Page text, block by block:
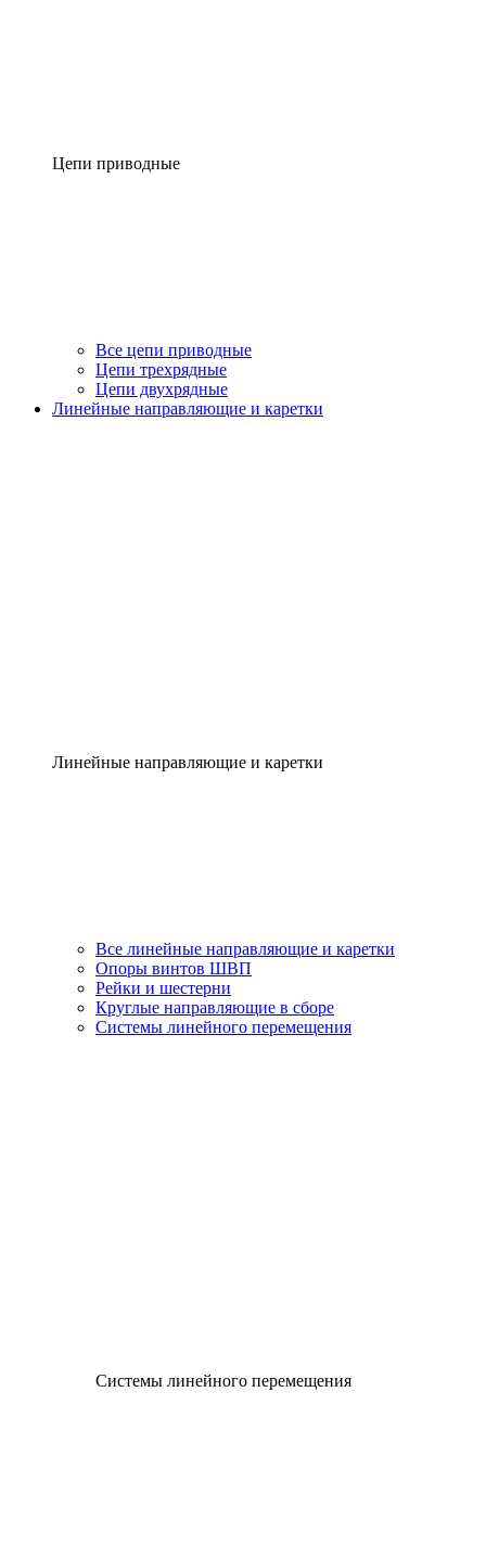
Цепи приводные
Все цепи приводные
Цепи трехрядные
Цепи двухрядные
Линейные направляющие и каретки
Линейные направляющие и каретки
Все линейные направляющие и каретки
Опоры винтов ШВП
Рейки и шестерни
Круглые направляющие в сборе
Системы линейного перемещения
Системы линейного перемещения